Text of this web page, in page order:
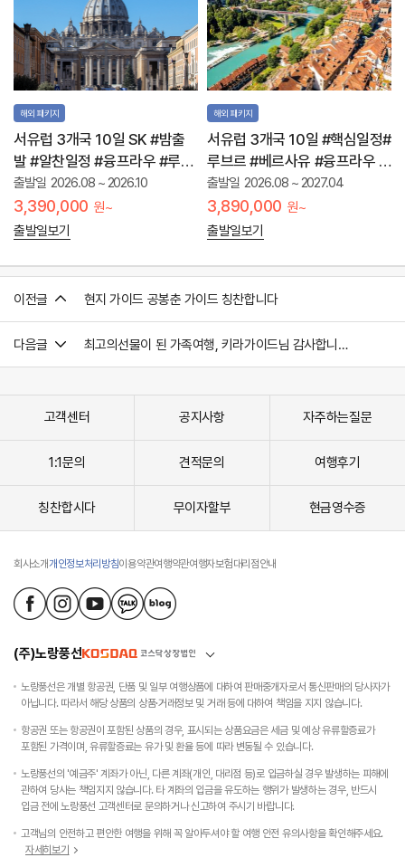
해외 패키지
서유럽 3개국 10일 SK #밤출
발 #알찬일정 #융프라우 #루브
르 #나/폼/소
출발일 2026.08 ~ 2026.10
3,390,000 원~
출발일보기
해외 패키지
서유럽 3개국 10일 #핵심일정#
루브르 #베르사유 #융프라우 #
루체른 #바티칸 #남부투어
출발일 2026.08 ~ 2027.04
3,890,000 원~
출발일보기
이전글 현지 가이드 공봉춘 가이드 칭찬합니다
다음글 최고의선물이 된 가족여행, 키라가이드님 감사합니다
고객센터 공지사항 자주하는질문
1:1문의 견적문의 여행후기
칭찬합시다 무이자할부 현금영수증
회사소개개인정보처리방침이용약관여행약관여행자보험대리점안내
(주)노랑풍선
노랑풍선은 개별 항공권, 단품 및 일부 여행상품에 대하여 판매중개자로서 통신판매의 당사자가
아닙니다. 따라서 해당 상품의 상품·거래정보 및 거래 등에 대하여 책임을 지지 않습니다.
항공권 또는 항공권이 포함된 상품의 경우, 표시되는 상품요금은 세금 및 예상 유류할증료가
포함된 가격이며, 유류할증료는 유가 및 환율 등에 따라 변동될 수 있습니다.
노랑풍선의 '예금주' 계좌가 아닌, 다른 계좌(개인, 대리점 등)로 입금하실 경우 발생하는 피해에
관하여 당사는 책임지지 않습니다. 타 계좌의 입금을 유도하는 행위가 발생하는 경우, 반드시
입금 전에 노랑풍선 고객센터로 문의하거나 신고하여 주시기 바랍니다.
고객님의 안전하고 편안한 여행을 위해 꼭 알아두셔야 할 여행 안전 유의사항을 확인해주세요.
자세히보기